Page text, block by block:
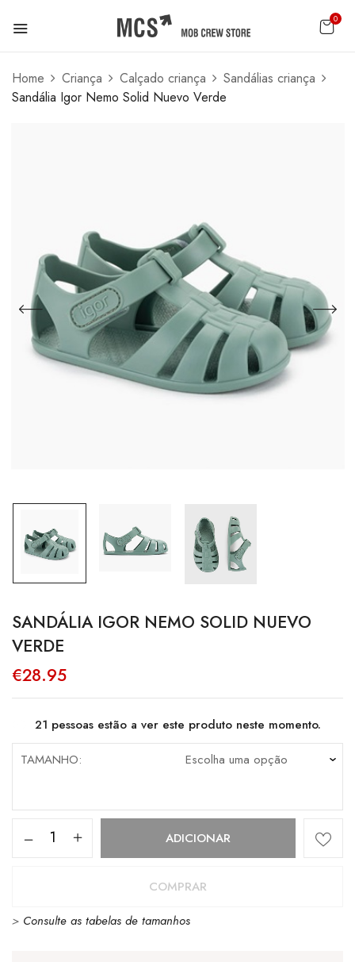
0
Home Criança Calçado criança
Sandálias criança
Sandália Igor Nemo Solid Nuevo Verde
SANDÁLIA IGOR NEMO SOLID NUEVO
VERDE
€28.95
21 pessoas estão a ver este produto neste momento.
TAMANHO
Quantidade
Nemo
ADICIONAR
COMPRAR
> Consulte as tabelas de tamanhos